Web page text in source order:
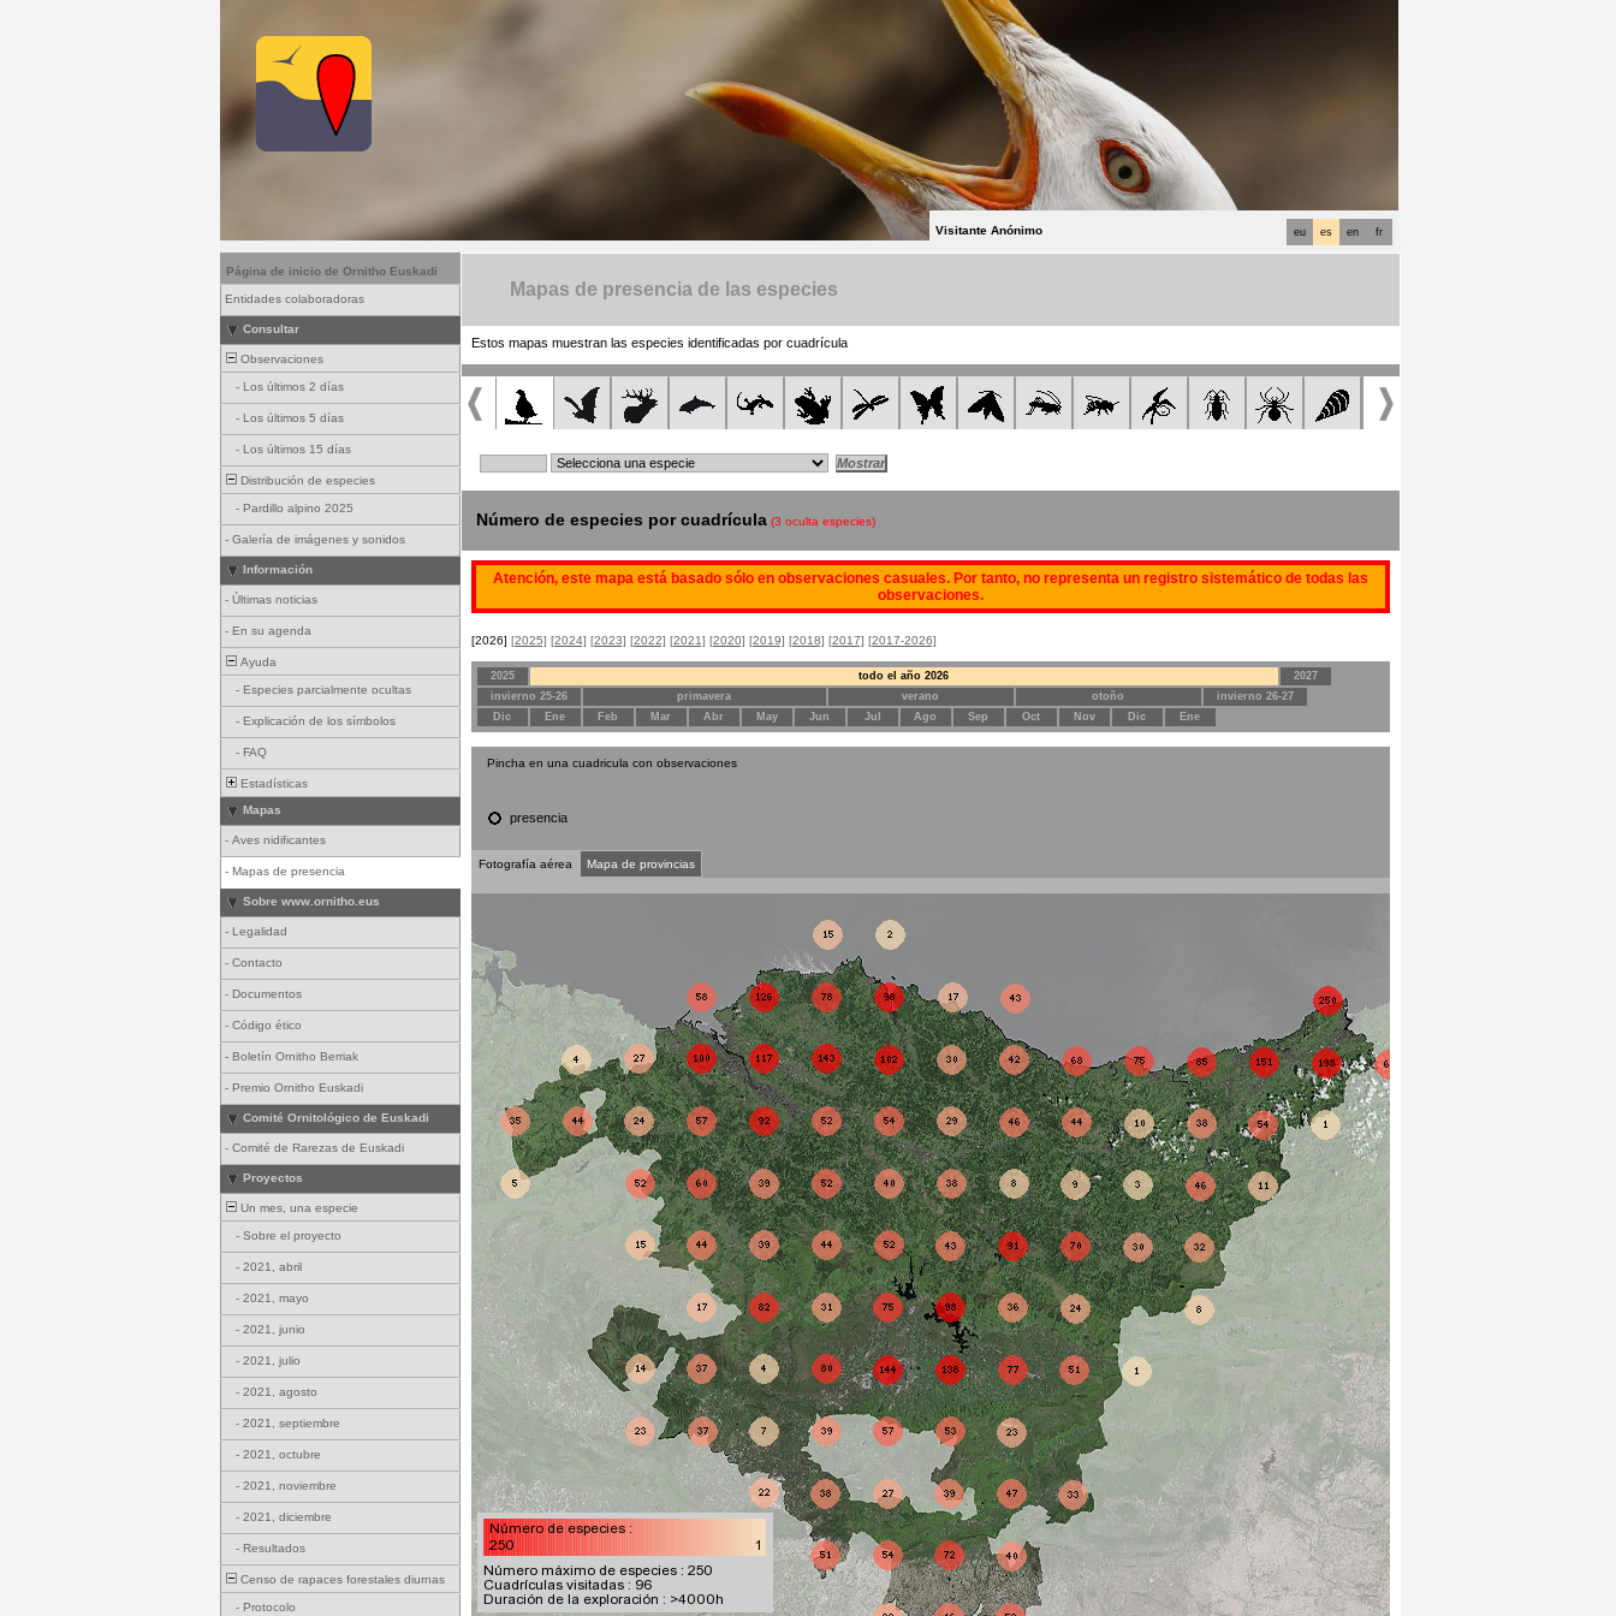
fr
en
es
eu
Visitante Anónimo
Página de inicio de Ornitho Euskadi
Entidades colaboradoras
Consultar
Observaciones
- Los últimos 2 días
- Los últimos 5 días
- Los últimos 15 días
Distribución de especies
- Pardillo alpino 2025
- Galería de imágenes y sonidos
Información
- Últimas noticias
- En su agenda
Ayuda
- Especies parcialmente ocultas
- Explicación de los símbolos
- FAQ
Estadísticas
Mapas
- Aves nidificantes
- Mapas de presencia
Sobre www.ornitho.eus
- Legalidad
- Contacto
- Documentos
- Código ético
- Boletín Ornitho Berriak
- Premio Ornitho Euskadi
Comité Ornitológico de Euskadi
- Comité de Rarezas de Euskadi
Proyectos
Un mes, una especie
- Sobre el proyecto
- 2021, abril
- 2021, mayo
- 2021, junio
- 2021, julio
- 2021, agosto
- 2021, septiembre
- 2021, octubre
- 2021, noviembre
- 2021, diciembre
- Resultados
Censo de rapaces forestales diurnas
- Protocolo
Mapas de presencia de las especies
Estos mapas muestran las especies identificadas por cuadrícula
Número de especies por cuadrícula (3 oculta especies)
Atención, este mapa está basado sólo en observaciones casuales. Por tanto, no representa un registro sistemático de todas las
observaciones.
[2026] [2025] [2024] [2023] [2022] [2021] [2020] [2019] [2018] [2017] [2017-2026]
2025 todo el año 2026
2027
invierno 25-26
primavera verano otoño
invierno 26-27
Dic
Ene Feb Mar Abr May Jun Jul Ago Sep Oct Nov Dic Ene
Pincha en una cuadricula con observaciones
presencia
Fotografía aérea Mapa de provincias